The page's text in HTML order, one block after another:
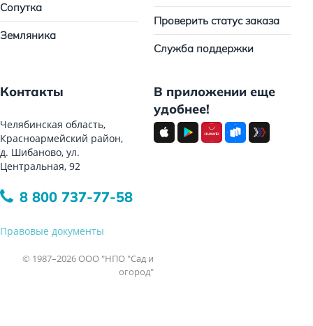
Сопутка
Земляника
Проверить статус заказа
Служба поддержки
Контакты
Челябинская область,
Красноармейский район,
д. Шибаново, ул.
Центральная, 92
8 800 737-77-58
Правовые документы
© 1987–2026 ООО "НПО "Сад и
огород"
В приложении еще
удобнее!